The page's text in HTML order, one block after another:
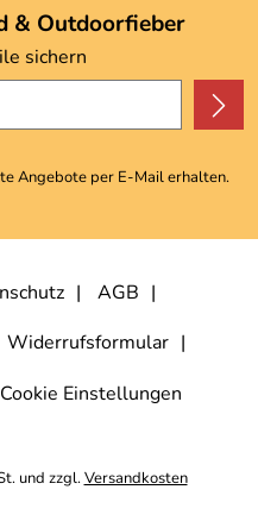
& Outdoorfieber
sichern
Angebote per E-Mail erhalten.
andere Unternehmen
wird in anonymer Form
Zukunft widerrufen, indem ich
Newsletters anklicke. Die
AGB
Widerrufsformular
Cookie Einstellungen
und zzgl.Versandkosten